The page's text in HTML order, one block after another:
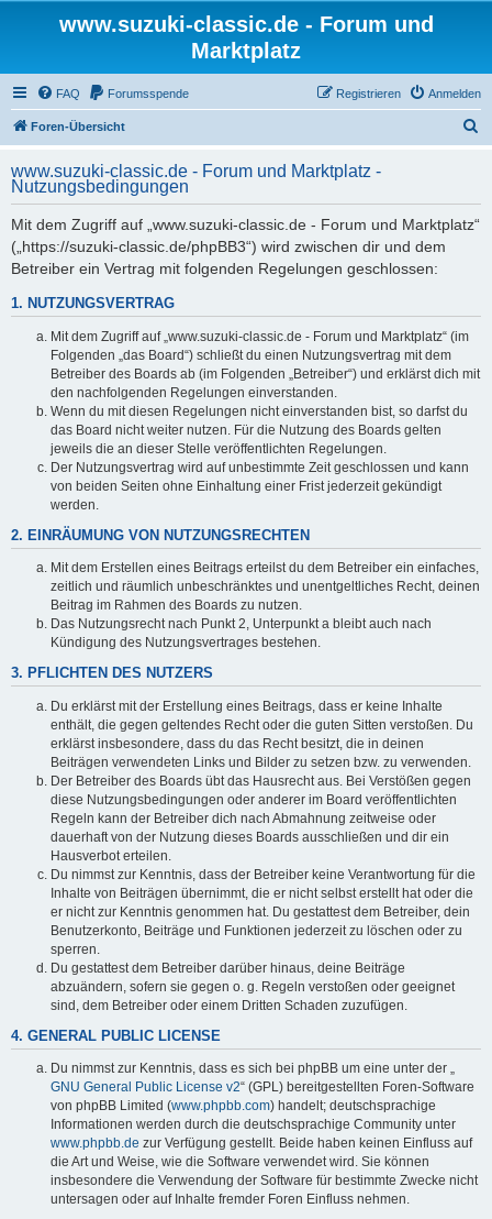
www.suzuki-classic.de - Forum und
Marktplatz
FAQ Forumsspende Anmelden
Registrieren
Foren-Übersicht
h
www.suzuki-classic.de - Forum und Marktplatz -
Nutzungsbedingungen
Mit dem Zugriff auf „www.suzuki-classic.de - Forum und Marktplatz“
(„https://suzuki-classic.de/phpBB3“) wird zwischen dir und dem
Betreiber ein Vertrag mit folgenden Regelungen geschlossen:
1. NUTZUNGSVERTRAG
Mit dem Zugriff auf „www.suzuki-classic.de - Forum und Marktplatz“ (im
Folgenden „das Board“) schließt du einen Nutzungsvertrag mit dem
Betreiber des Boards ab (im Folgenden „Betreiber“) und erklärst dich mit
den nachfolgenden Regelungen einverstanden.
Wenn du mit diesen Regelungen nicht einverstanden bist, so darfst du
das Board nicht weiter nutzen. Für die Nutzung des Boards gelten
jeweils die an dieser Stelle veröffentlichten Regelungen.
Der Nutzungsvertrag wird auf unbestimmte Zeit geschlossen und kann
von beiden Seiten ohne Einhaltung einer Frist jederzeit gekündigt
werden.
2. EINRÄUMUNG VON NUTZUNGSRECHTEN
Mit dem Erstellen eines Beitrags erteilst du dem Betreiber ein einfaches,
zeitlich und räumlich unbeschränktes und unentgeltliches Recht, deinen
Beitrag im Rahmen des Boards zu nutzen.
Das Nutzungsrecht nach Punkt 2, Unterpunkt a bleibt auch nach
Kündigung des Nutzungsvertrages bestehen.
3. PFLICHTEN DES NUTZERS
Du erklärst mit der Erstellung eines Beitrags, dass er keine Inhalte
enthält, die gegen geltendes Recht oder die guten Sitten verstoßen. Du
erklärst insbesondere, dass du das Recht besitzt, die in deinen
Beiträgen verwendeten Links und Bilder zu setzen bzw. zu verwenden.
Der Betreiber des Boards übt das Hausrecht aus. Bei Verstößen gegen
diese Nutzungsbedingungen oder anderer im Board veröffentlichten
Regeln kann der Betreiber dich nach Abmahnung zeitweise oder
dauerhaft von der Nutzung dieses Boards ausschließen und dir ein
Hausverbot erteilen.
Du nimmst zur Kenntnis, dass der Betreiber keine Verantwortung für die
Inhalte von Beiträgen übernimmt, die er nicht selbst erstellt hat oder die
er nicht zur Kenntnis genommen hat. Du gestattest dem Betreiber, dein
Benutzerkonto, Beiträge und Funktionen jederzeit zu löschen oder zu
sperren.
Du gestattest dem Betreiber darüber hinaus, deine Beiträge
abzuändern, sofern sie gegen o. g. Regeln verstoßen oder geeignet
sind, dem Betreiber oder einem Dritten Schaden zuzufügen.
4. GENERAL PUBLIC LICENSE
Du nimmst zur Kenntnis, dass es sich bei phpBB um eine unter der „
GNU General Public License v2“ (GPL) bereitgestellten Foren-Software
von phpBB Limited (www.phpbb.com) handelt; deutschsprachige
Informationen werden durch die deutschsprachige Community unter
www.phpbb.de zur Verfügung gestellt. Beide haben keinen Einfluss auf
die Art und Weise, wie die Software verwendet wird. Sie können
insbesondere die Verwendung der Software für bestimmte Zwecke nicht
untersagen oder auf Inhalte fremder Foren Einfluss nehmen.